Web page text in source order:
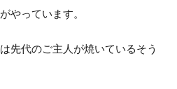
やっています。
先代のご主人が焼いているそう